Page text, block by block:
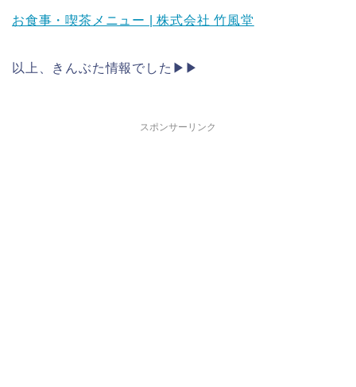
お食事・喫茶メニュー | 株式会社 竹風堂
以上、きんぶた情報でした▶︎▶︎
スポンサーリンク